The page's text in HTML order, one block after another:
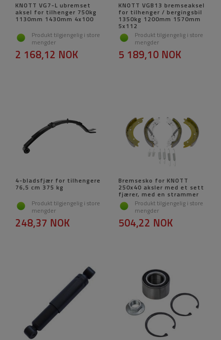
KNOTT VG7-L ubremset
aksel for tilhenger 750kg
1130mm 1430mm 4x100
Produkt tilgjengelig i store
mengder
2 168,12 NOK
KNOTT VGB13 bremseaksel
for tilhenger / bergingsbil
1350kg 1200mm 1570mm
5x112
Produkt tilgjengelig i store
mengder
5 189,10 NOK
4-bladsfjær for tilhengere
76,5 cm 375 kg
Produkt tilgjengelig i store
mengder
248,37 NOK
Bremsesko for KNOTT
250x40 aksler med et sett
fjærer, med en strammer
Produkt tilgjengelig i store
mengder
504,22 NOK